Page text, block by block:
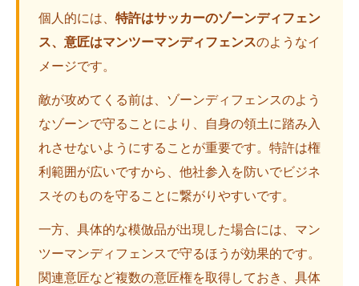
個人的には、 特許はサッカーのゾーンディフェン
ス、意匠はマンツーマンディフェンスのようなイ
メージです。
敵が攻めてくる前は、ゾーンディフェンスのよう
なゾーンで守ることにより、自身の領土に踏み入
れさせないようにすることが重要です。特許は権
利範囲が広いですから、他社参入を防いでビジネ
スそのものを守ることに繋がりやすいです。
一方、具体的な模倣品が出現した場合には、マン
ツーマンディフェンスで守るほうが効果的です。
関連意匠など複数の意匠権を取得しておき、具体